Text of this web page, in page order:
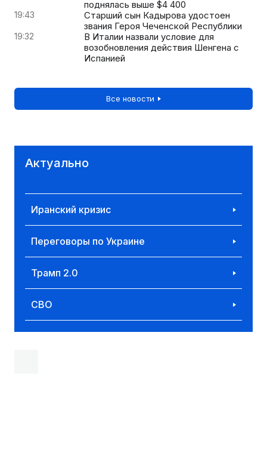
поднялась выше $4 400
19:43
Старший сын Кадырова удостоен
звания Героя Чеченской Республики
19:32
В Италии назвали условие для
возобновления действия Шенгена с
Испанией
Все новости
Актуально
Иранский кризис
Переговоры по Украине
Трамп 2.0
СВО